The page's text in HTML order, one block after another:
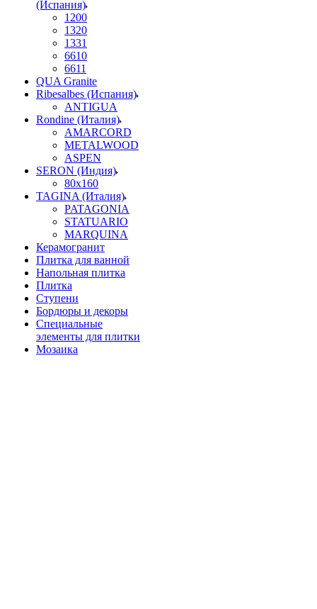
(Испания)
1200
1320
1331
6610
6611
QUA Granite
Ribesalbes (Испания)
ANTIGUA
Rondine (Италия)
AMARCORD
METALWOOD
ASPEN
SERON (Индия)
80x160
TAGINA (Италия)
PATAGONIA
STATUARIO
MARQUINA
Керамогранит
Плитка для ванной
Напольная плитка
Плитка
Ступени
Бордюры и декоры
Специальные
элементы для плитки
Мозаика